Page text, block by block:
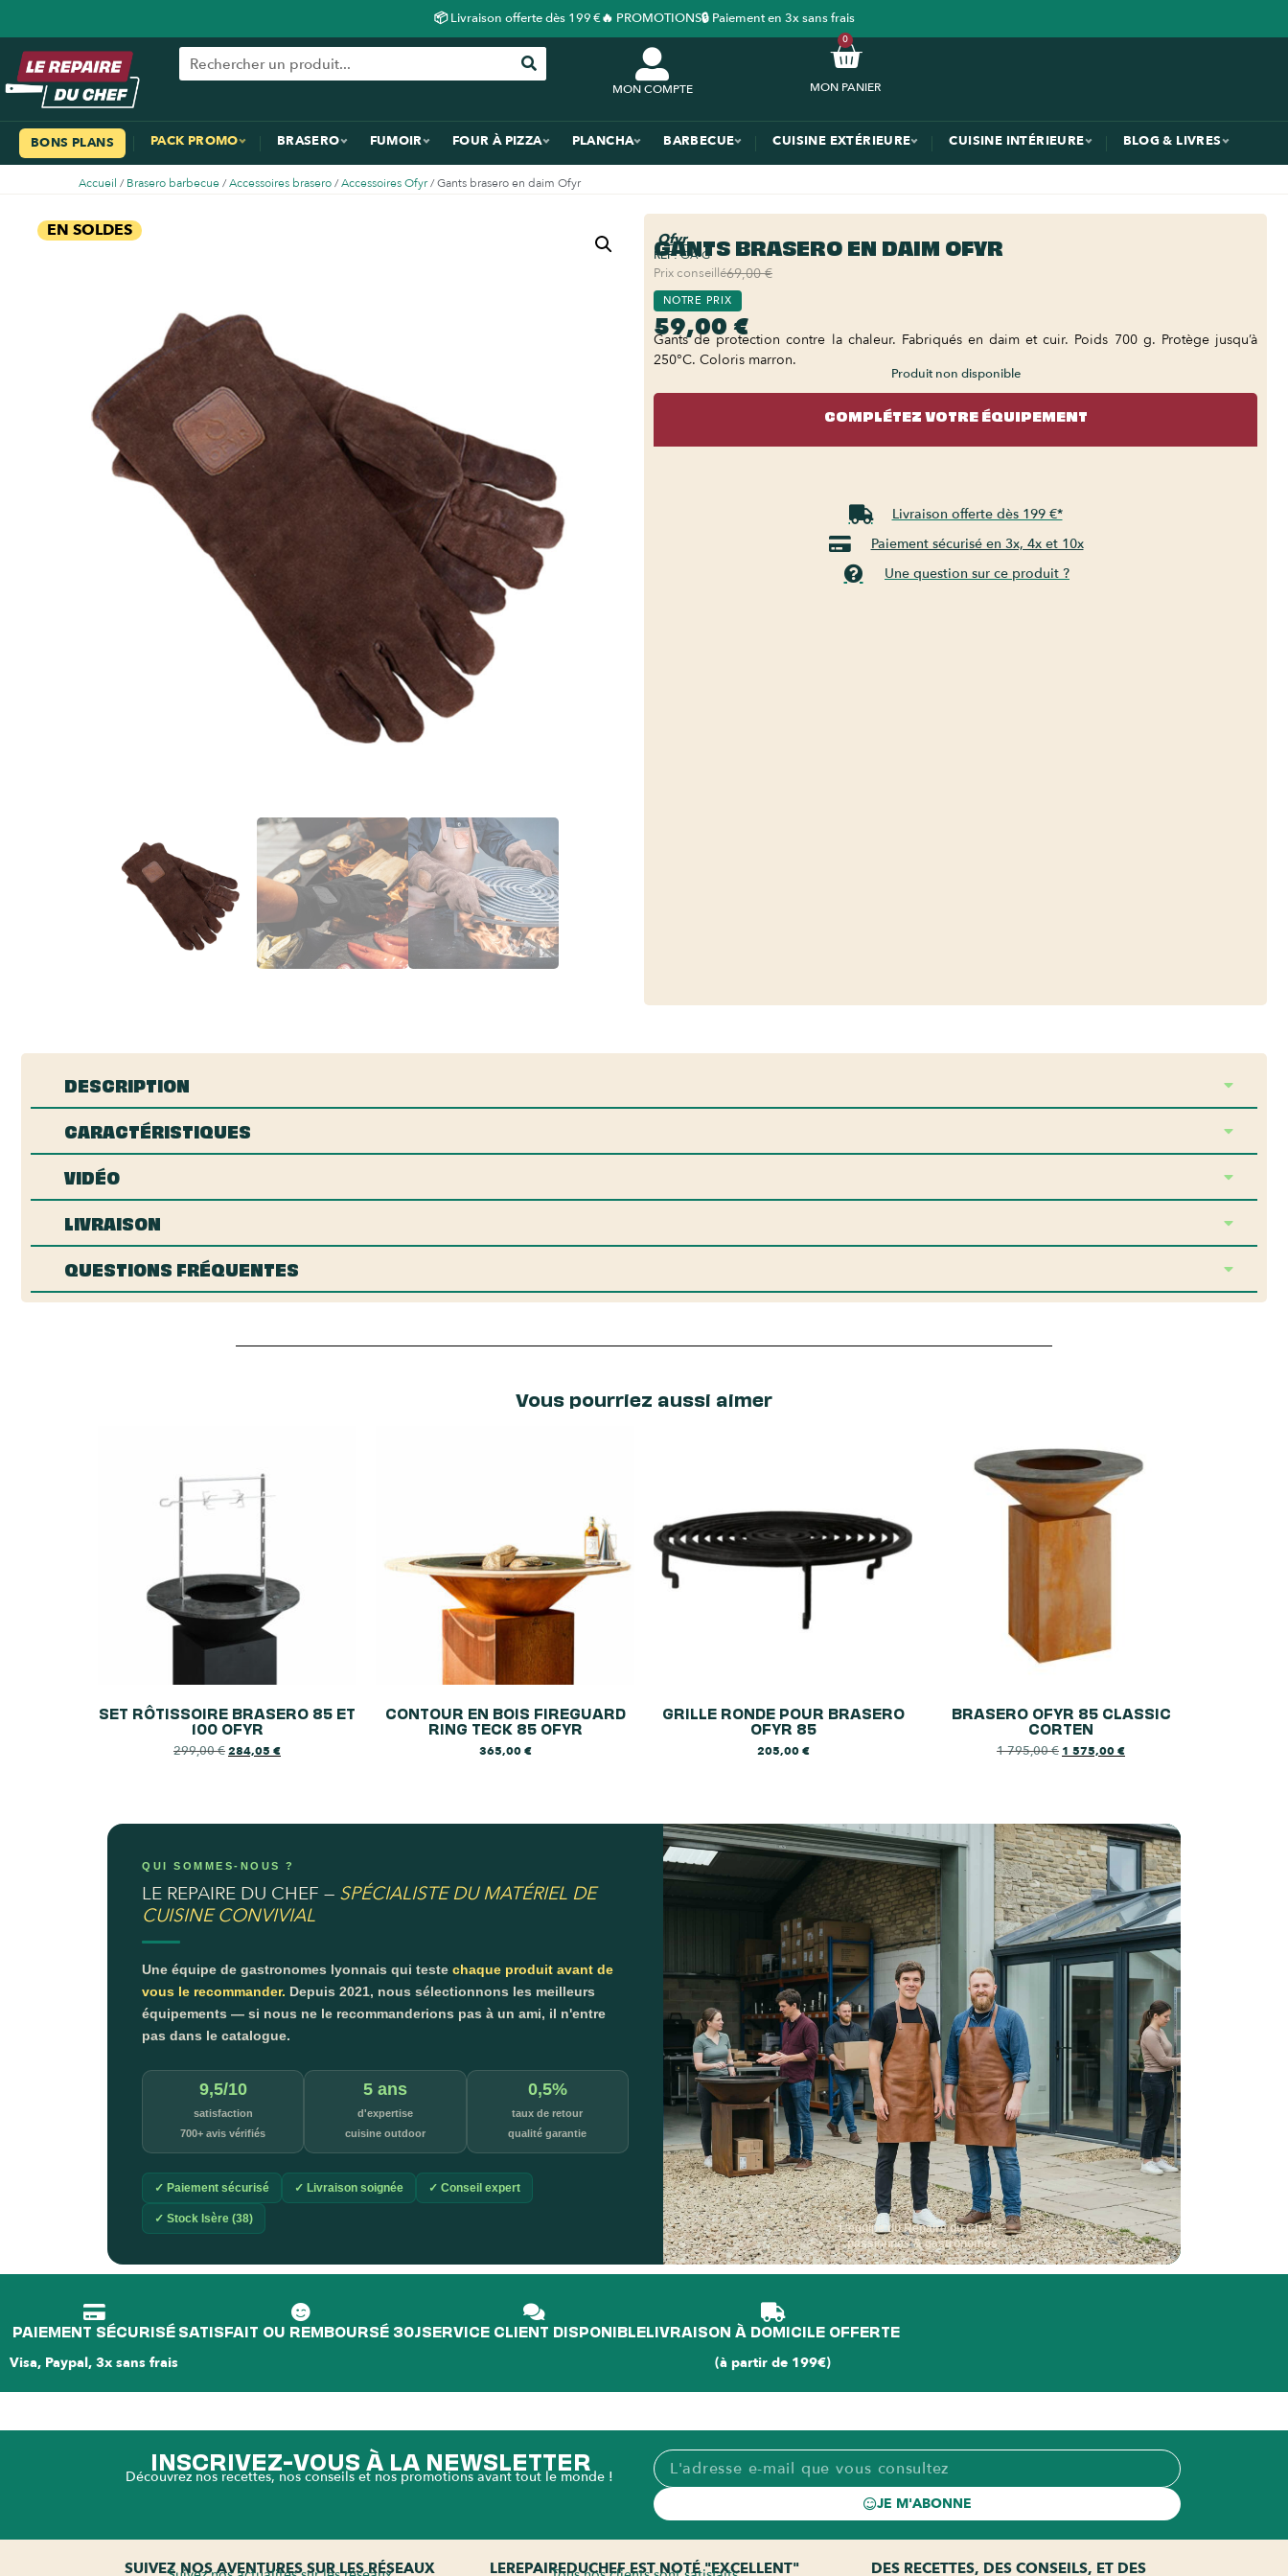
📦 Livraison offerte dès 199 €🔥 PROMOTIONS🔒 Paiement en 3x sans frais
MON COMPTE
0
BONS PLANS PACK PROMO BRASERO FUMOIR FOUR À PIZZA PLANCHA BARBECUE CUISINE EXTÉRIEURE CUISINE INTÉRIEURE BLOG & LIVRES
Accueil /Brasero barbecue/Accessoires brasero/Accessoires Ofyr/ Gants brasero en daim Ofyr
EN SOLDES Ofyr
GANTS BRASERO EN DAIM OFYR
REF:OA-G
Prix conseillé69,00 €
NOTRE PRIX
59,00 €
Gants de protection contre la chaleur. Fabriqués en daim et cuir. Poids 700 g. Protège jusqu’à
250°C. Coloris marron.
Produit non disponible
COMPLÉTEZ VOTRE ÉQUIPEMENT
Livraison offerte dès 199 €*
Paiement sécurisé en 3x, 4x et 10x
Une question sur ce produit ?
DESCRIPTION
CARACTÉRISTIQUES
VIDÉO
LIVRAISON
QUESTIONS FRÉQUENTES
Vous pourriez aussi aimer
SET RÔTISSOIRE BRASERO 85 ET
100 OFYR
299,00€284,05 €
CONTOUR EN BOIS FIREGUARD
RING TECK 85 OFYR
365,00€
GRILLE RONDE POUR BRASERO
OFYR 85
205,00€
BRASERO OFYR 85 CLASSIC
CORTEN
1 795,00€ 1 575,00€
QUI SOMMES-NOUS ?
LE REPAIRE DU CHEF — SPÉCIALISTE DU MATÉRIEL DE
CUISINE CONVIVIAL
Une équipe de gastronomes lyonnais qui teste chaque produit avant de
vous le recommander. Depuis 2021, nous sélectionnons les meilleurs
équipements — si nous ne le recommanderions pas à un ami, il n'entre
pas dans le catalogue.
9,5/10
satisfaction
700+ avis vérifiés
5 ans
d'expertise
cuisine outdoor
0,5%
taux de retour
qualité garantie
✓ Paiement sécurisé ✓ Livraison soignée ✓ Conseil expert
✓ Stock Isère (38)
L'équipe du Repaire du Chef —
passionnés & gastronomes
PAIEMENT SÉCURISÉ
Visa, Paypal, 3x sans frais
SATISFAIT OU REMBOURSÉ 30JSERVICE CLIENT DISPONIBLELIVRAISON À DOMICILE OFFERTE
(à partir de 199€)
INSCRIVEZ-VOUS À LA NEWSLETTER
Découvrez nos recettes, nos conseils et nos promotions avant tout le monde !
JE M'ABONNE
SUIVEZ NOS AVENTURES SUR LES RÉSEAUX LEREPAIREDUCHEF EST NOTÉ "EXCELLENT"
DES RECETTES, DES CONSEILS, ET DES